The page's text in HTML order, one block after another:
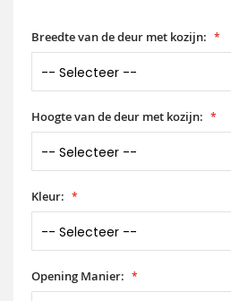
Breedte van de deur met kozijn:
Hoogte van de deur met kozijn:
Kleur:
Opening Manier: